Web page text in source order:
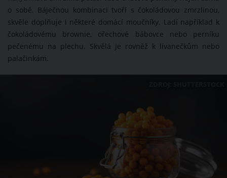
o sobě. Báječnou kombinaci tvoří s čokoládovou zmrzlinou,
skvěle doplňuje i některé domácí moučníky. Ladí například k
čokoládovému brownie, ořechové bábovce nebo perníku
pečenému na plechu. Skvělá je rovněž k lívanečkům nebo
palačinkám.